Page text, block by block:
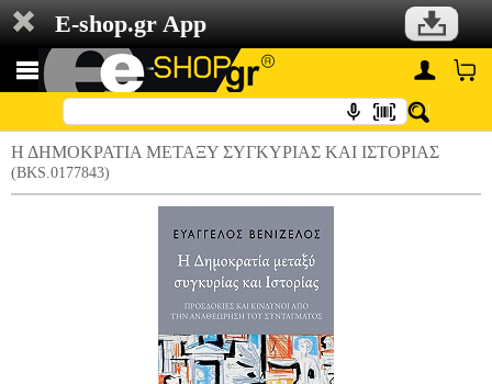
E-shop.gr App
Η ΔΗΜΟΚΡΑΤΙΑ ΜΕΤΑΞΥ ΣΥΓΚΥΡΙΑΣ ΚΑΙ ΙΣΤΟΡΙΑΣ
(BKS.0177843)